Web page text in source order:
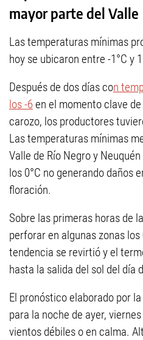
mayor parte del Valle
Las temperaturas mínimas
hoy se ubicaron entre -1°C y
Después de dos días con
los -6en el momento clave
carozo, los productores
Las temperaturas mínimas
Valle de Río Negro y
los 0°C no generando daños
floración.
Sobre las primeras horas de
perforar en algunas zonas los
tendencia se revirtió y el
hasta la salida del sol del día
El pronóstico elaborado por
para la noche de ayer,
vientos débiles o en calma.